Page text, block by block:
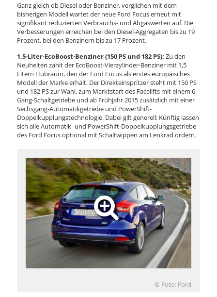
Ganz gleich ob Diesel oder Benziner, verglichen mit dem
bisherigen Modell wartet der neue Ford Focus erneut mit
signifikant reduzierten Verbrauchs- und Abgaswerten auf. Die
Verbesserungen erreichen bei den Diesel-Aggregaten bis zu 19
Prozent, bei den Benzinern bis zu 17 Prozent.
1,5-Liter-EcoBoost-Benziner (150 PS und 182 PS): Zu den
Neuheiten zählt der EcoBoost-Vierzylinder-Benziner mit 1,5
Litern Hubraum, den der Ford Focus als erstes europäisches
Modell der Marke erhält. Der Direkteinspritzer steht mit 150 PS
und 182 PS zur Wahl, zum Marktstart des Facelifts mit einem 6-
Gang-Schaltgetriebe und ab Frühjahr 2015 zusätzlich mit einer
Sechsgang-Automatikgetriebe und PowerShift-
Doppelkupplungstechnologie. Dabei gilt generell: Künftig lassen
sich alle Automatik- und PowerShift-Doppelkupplungsgetriebe
des Ford Focus optional mit Schaltwippen am Lenkrad ordern.
© Foto: Ford